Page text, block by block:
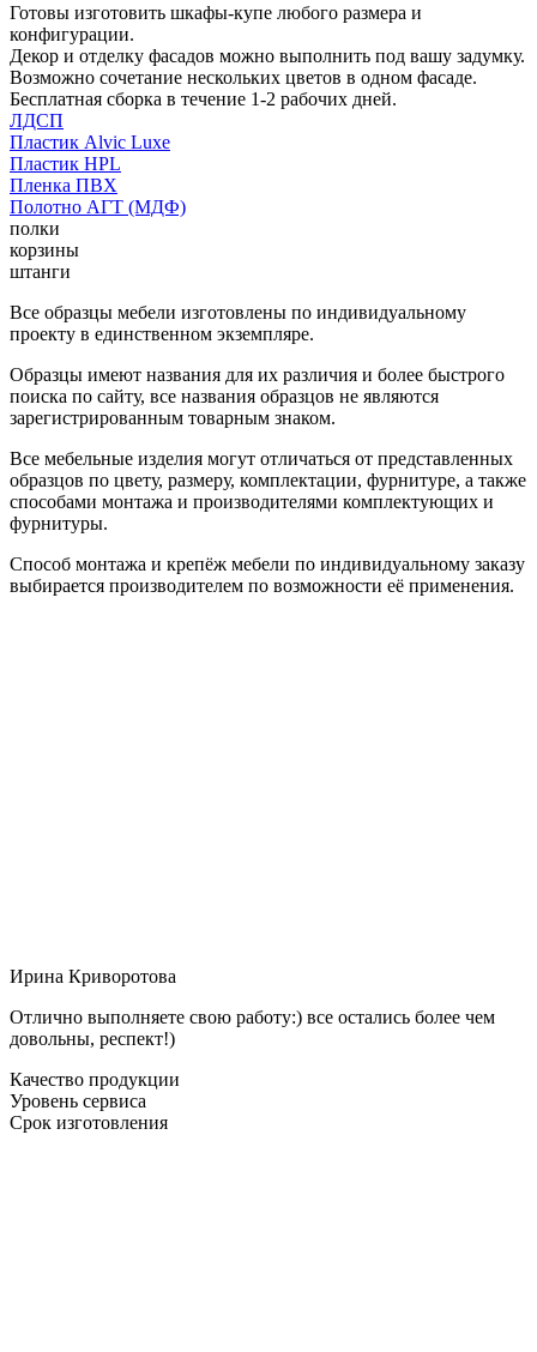
Готовы изготовить шкафы-купе любого размера и
конфигурации.
Декор и отделку фасадов можно выполнить под вашу задумку.
Возможно сочетание нескольких цветов в одном фасаде.
Бесплатная сборка в течение 1-2 рабочих дней.
ЛДСП
Пластик Alvic Luxe
Пластик HPL
Пленка ПВХ
Полотно АГТ (МДФ)
полки
корзины
штанги
Все образцы мебели изготовлены по индивидуальному
проекту в единственном экземпляре.
Образцы имеют названия для их различия и более быстрого
поиска по сайту, все названия образцов не являются
зарегистрированным товарным знаком.
Все мебельные изделия могут отличаться от представленных
образцов по цвету, размеру, комплектации, фурнитуре, а также
способами монтажа и производителями комплектующих и
фурнитуры.
Способ монтажа и крепёж мебели по индивидуальному заказу
выбирается производителем по возможности её применения.
Ирина Криворотова
Отлично выполняете свою работу:) все остались более чем
довольны, респект!)
Качество продукции
Уровень сервиса
Срок изготовления